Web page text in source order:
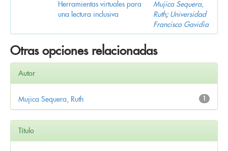
Herramientas virtuales para
una lectura inclusiva
Mujica Sequera,
Ruth; Universidad
Francisco Gavidia
Otras opciones relacionadas
Autor
1
Mujica Sequera, Ruth
Título